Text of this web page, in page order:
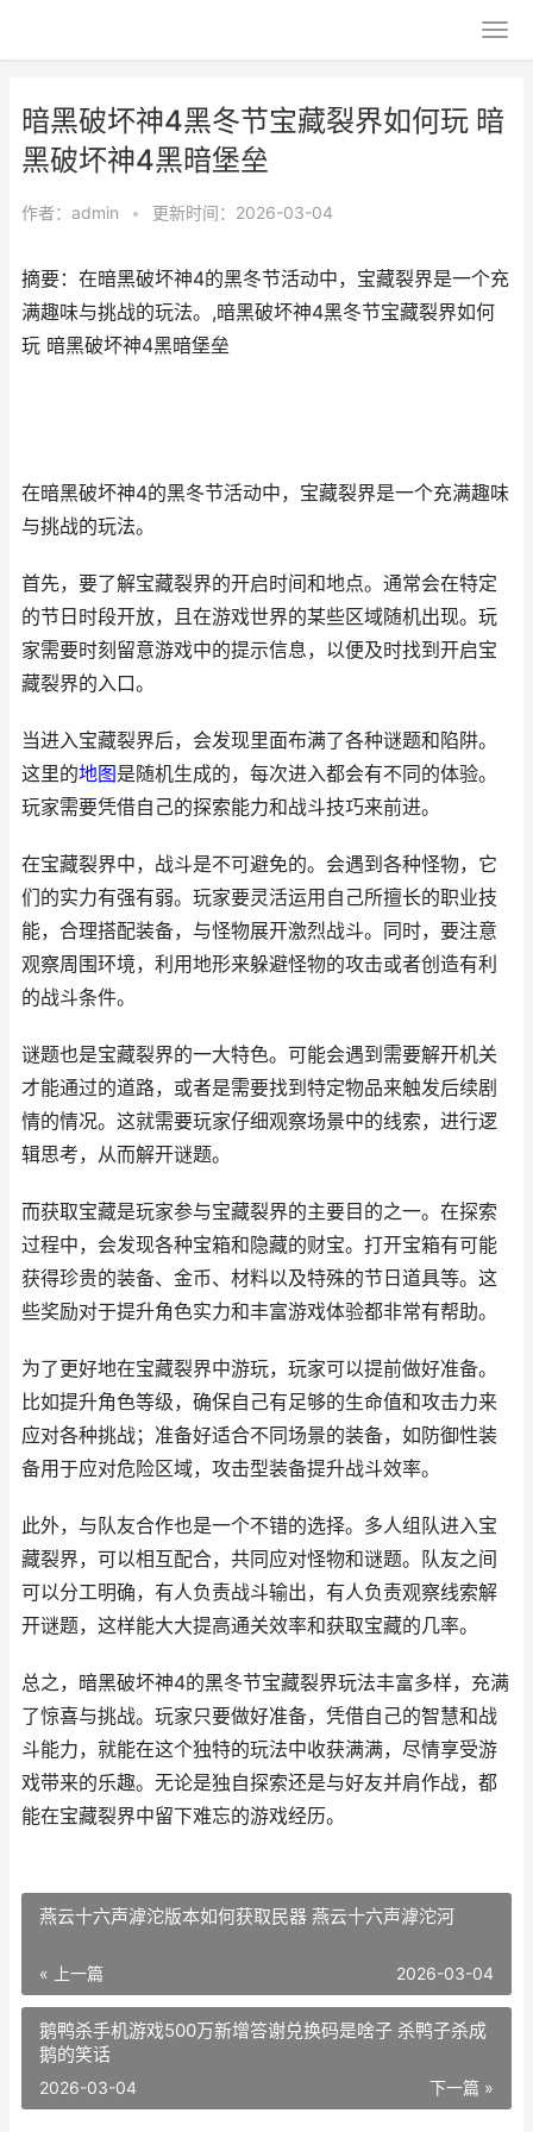
暗黑破坏神4黑冬节宝藏裂界如何玩 暗
黑破坏神4黑暗堡垒
作者： admin • 更新时间：2026-03-04
摘要：在暗黑破坏神4的黑冬节活动中，宝藏裂界是一个充
满趣味与挑战的玩法。,暗黑破坏神4黑冬节宝藏裂界如何
玩 暗黑破坏神4黑暗堡垒
在暗黑破坏神4的黑冬节活动中，宝藏裂界是一个充满趣味
与挑战的玩法。
首先，要了解宝藏裂界的开启时间和地点。通常会在特定
的节日时段开放，且在游戏世界的某些区域随机出现。玩
家需要时刻留意游戏中的提示信息，以便及时找到开启宝
藏裂界的入口。
当进入宝藏裂界后，会发现里面布满了各种谜题和陷阱。
这里的地图是随机生成的，每次进入都会有不同的体验。
玩家需要凭借自己的探索能力和战斗技巧来前进。
在宝藏裂界中，战斗是不可避免的。会遇到各种怪物，它
们的实力有强有弱。玩家要灵活运用自己所擅长的职业技
能，合理搭配装备，与怪物展开激烈战斗。同时，要注意
观察周围环境，利用地形来躲避怪物的攻击或者创造有利
的战斗条件。
谜题也是宝藏裂界的一大特色。可能会遇到需要解开机关
才能通过的道路，或者是需要找到特定物品来触发后续剧
情的情况。这就需要玩家仔细观察场景中的线索，进行逻
辑思考，从而解开谜题。
而获取宝藏是玩家参与宝藏裂界的主要目的之一。在探索
过程中，会发现各种宝箱和隐藏的财宝。打开宝箱有可能
获得珍贵的装备、金币、材料以及特殊的节日道具等。这
些奖励对于提升角色实力和丰富游戏体验都非常有帮助。
为了更好地在宝藏裂界中游玩，玩家可以提前做好准备。
比如提升角色等级，确保自己有足够的生命值和攻击力来
应对各种挑战；准备好适合不同场景的装备，如防御性装
备用于应对危险区域，攻击型装备提升战斗效率。
此外，与队友合作也是一个不错的选择。多人组队进入宝
藏裂界，可以相互配合，共同应对怪物和谜题。队友之间
可以分工明确，有人负责战斗输出，有人负责观察线索解
开谜题，这样能大大提高通关效率和获取宝藏的几率。
总之，暗黑破坏神4的黑冬节宝藏裂界玩法丰富多样，充满
了惊喜与挑战。玩家只要做好准备，凭借自己的智慧和战
斗能力，就能在这个独特的玩法中收获满满，尽情享受游
戏带来的乐趣。无论是独自探索还是与好友并肩作战，都
能在宝藏裂界中留下难忘的游戏经历。
燕云十六声滹沱版本如何获取民器 燕云十六声滹沱河
« 上一篇 2026-03-04
鹅鸭杀手机游戏500万新增答谢兑换码是啥子 杀鸭子杀成
鹅的笑话
下一篇 »
2026-03-04